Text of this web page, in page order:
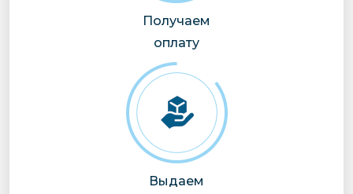
Получаем
оплату
Выдаем